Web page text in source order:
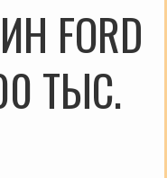
FORD
ТЫС.